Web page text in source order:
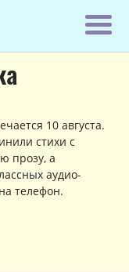
10 августа.
стихи с
прозу, а
аудио-
телефон.